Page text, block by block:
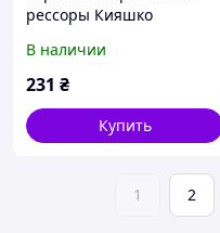
рессоры Кияшко
образная скоба 08846-1
В наличии
231 ₴
Купить
1 2